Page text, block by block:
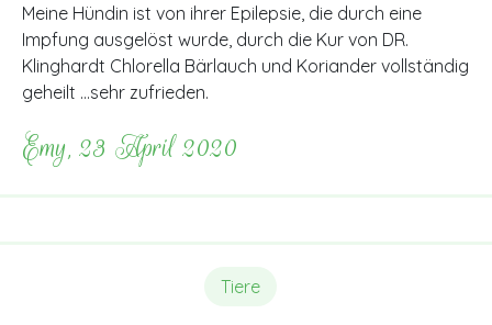
Meine Hündin ist von ihrer Epilepsie, die durch eine
Impfung ausgelöst wurde, durch die Kur von DR.
Klinghardt Chlorella Bärlauch und Koriander vollständig
geheilt …sehr zufrieden.
Emy, 23 April 2020
Tiere